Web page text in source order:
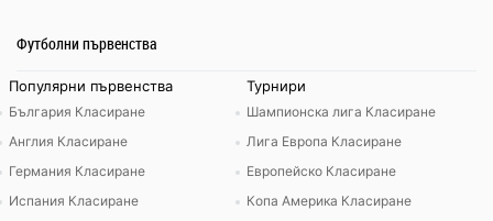
Футболни първенства
Популярни първенства
България Класиране
Англия Класиране
Германия Класиране
Испания Класиране
Турнири
Шампионска лига Класиране
Лига Европа Класиране
Европейско Класиране
Копа Америка Класиране